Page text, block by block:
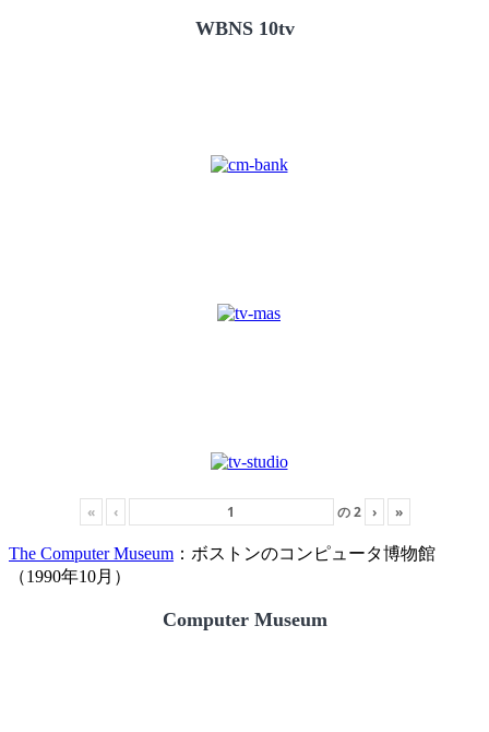
WBNS 10tv
« ‹ の2 › »
The Computer Museum ：ボストンのコンピュータ博物館
（1990年10月）
Computer Museum